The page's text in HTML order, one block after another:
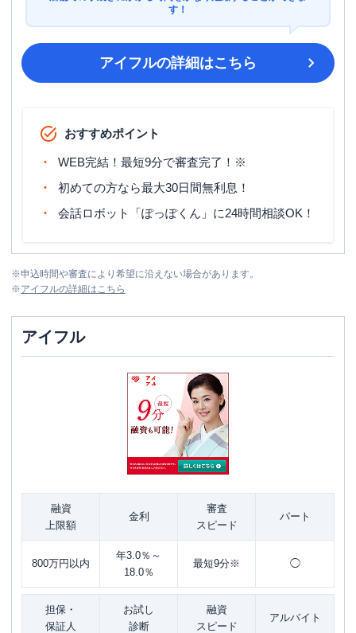
す！
アイフルの詳細はこちら
おすすめポイント
WEB完結！最短9分で審査完了！※
初めての方なら最大30日間無利息！
会話ロボット「ぽっぽくん」に24時間相談OK！
※申込時間や審査により希望に沿えない場合があります。
※アイフルの詳細はこちら
アイフル
融資
上限額
金利
審査
スピード
パート
800万円以内
年3.0％～
18.0％
最短9分※ ◯
担保・
保証人
お試し
診断
融資
スピード
アルバイト